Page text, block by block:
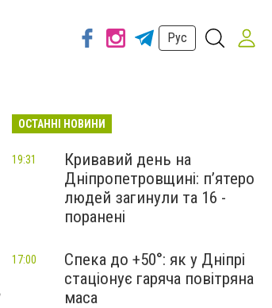
Рус
ОСТАННІ НОВИНИ
Кривавий день на
Дніпропетровщині: п’ятеро
людей загинули та 16 -
поранені
19:31
Спека до +50°: як у Дніпрі
стаціонує гаряча повітряна
маса
17:00